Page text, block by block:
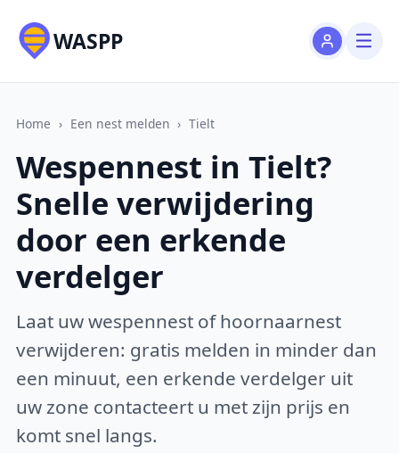
WASPP
Home › Een nest melden › Tielt
Wespennest in Tielt?
Snelle verwijdering
door een erkende
verdelger
Laat uw wespennest of hoornaarnest
verwijderen: gratis melden in minder dan
een minuut, een erkende verdelger uit
uw zone contacteert u met zijn prijs en
komt snel langs.